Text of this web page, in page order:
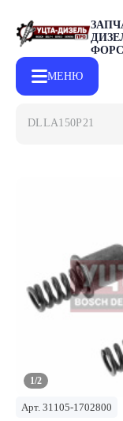
МЕНЮ
DLLA150P2153
1/2
Арт. 31105-1702800